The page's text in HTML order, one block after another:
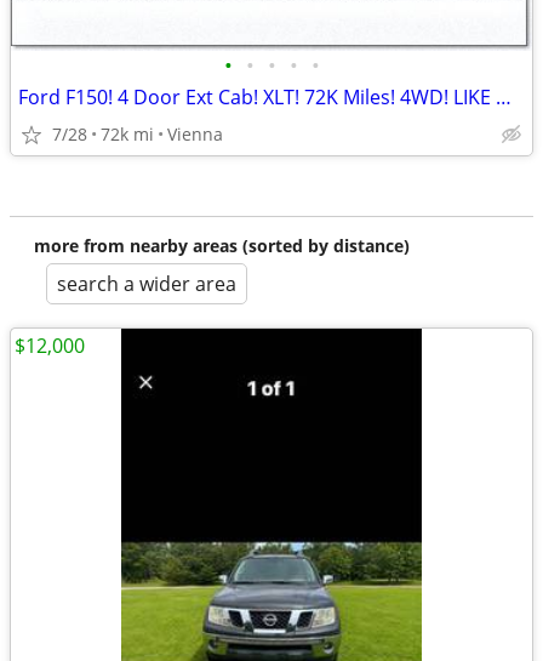
• • • • •
Ford F150! 4 Door Ext Cab! XLT! 72K Miles! 4WD! LIKE NEW!! WOW!!
7/28 72k mi Vienna
more from nearby areas (sorted by distance)
search a wider area
$12,000